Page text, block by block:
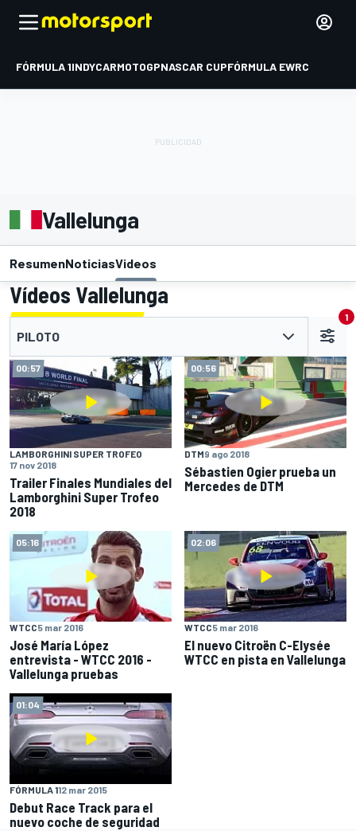
FÓRMULA 1INDYCARMOTOGPNASCAR CUPFÓRMULA EWRC
Vallelunga
ResumenNoticiasVideos
Vídeos Vallelunga
PILOTO
1
00:57
LAMBORGHINI SUPER TROFEO
17 nov 2018
Trailer Finales Mundiales del
Lamborghini Super Trofeo
2018
00:56
DTM9 ago 2018
Sébastien Ogier prueba un
Mercedes de DTM
05:16
WTCC5 mar 2016
José María López
entrevista - WTCC 2016 -
Vallelunga pruebas
02:06
WTCC5 mar 2016
El nuevo Citroën C-Elysée
WTCC en pista en Vallelunga
01:04
FÓRMULA 112 mar 2015
Debut Race Track para el
nuevo coche de seguridad